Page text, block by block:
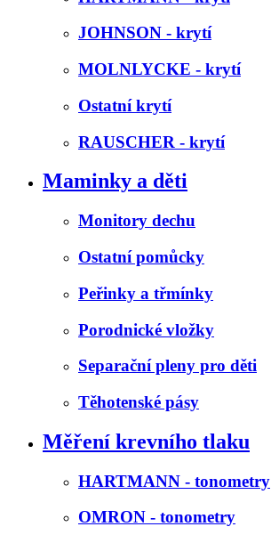
JOHNSON - krytí
MOLNLYCKE - krytí
Ostatní krytí
RAUSCHER - krytí
Maminky a děti
Monitory dechu
Ostatní pomůcky
Peřinky a třmínky
Porodnické vložky
Separační pleny pro děti
Těhotenské pásy
Měření krevního tlaku
HARTMANN - tonometry
OMRON - tonometry